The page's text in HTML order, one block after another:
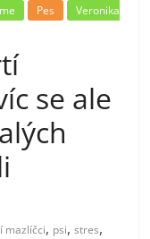
Pes
Veronika
se ale
mazlíčci, psi,stres,